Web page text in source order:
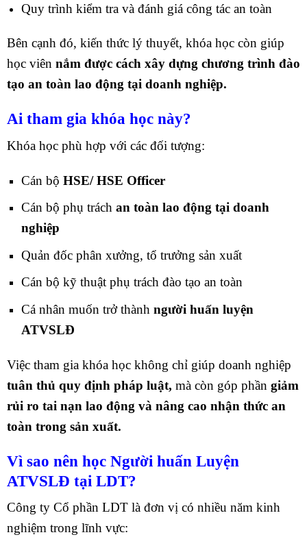
Quy trình kiểm tra và đánh giá công tác an toàn
Bên cạnh đó, kiến thức lý thuyết, khóa học còn giúp
học viên nắm được cách xây dựng chương trình đào
tạo an toàn lao động tại doanh nghiệp.
Ai tham gia khóa học này?
Khóa học phù hợp với các đối tượng:
Cán bộ HSE/ HSE Officer
Cán bộ phụ trách an toàn lao động tại doanh
nghiệp
Quản đốc phân xưởng, tổ trưởng sản xuất
Cán bộ kỹ thuật phụ trách đào tạo an toàn
Cá nhân muốn trở thành người huấn luyện
ATVSLĐ
Việc tham gia khóa học không chỉ giúp doanh nghiệp
tuân thủ quy định pháp luật, mà còn góp phần giảm
rủi ro tai nạn lao động và nâng cao nhận thức an
toàn trong sản xuất.
Vì sao nên học Người huấn Luyện
ATVSLĐ tại LDT?
Công ty Cổ phần LDT là đơn vị có nhiều năm kinh
nghiệm trong lĩnh vực: